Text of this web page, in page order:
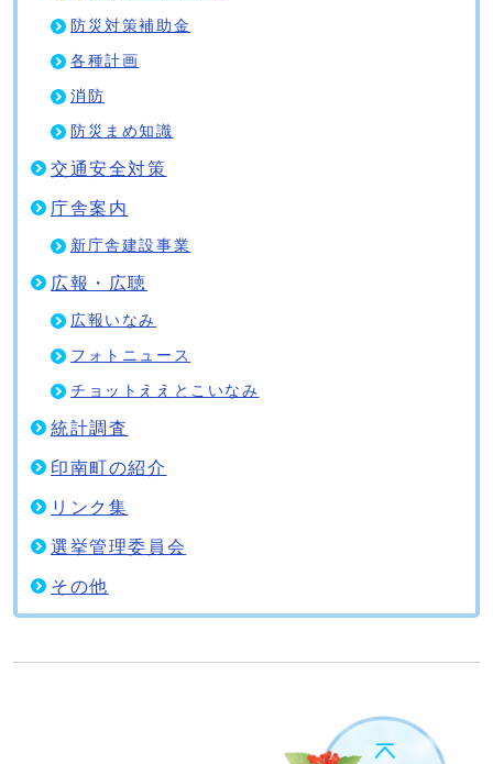
防災対策補助金
各種計画
消防
防災まめ知識
交通安全対策
庁舎案内
新庁舎建設事業
広報・広聴
広報いなみ
フォトニュース
チョットええとこいなみ
統計調査
印南町の紹介
リンク集
選挙管理委員会
その他